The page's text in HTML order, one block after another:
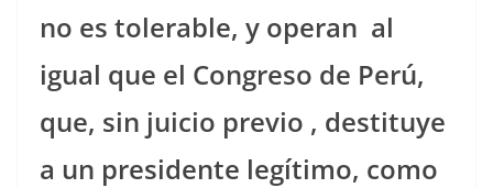
no es tolerable, y operan al
igual que el Congreso de Perú,
que, sin juicio previo , destituye
a un presidente legítimo, como